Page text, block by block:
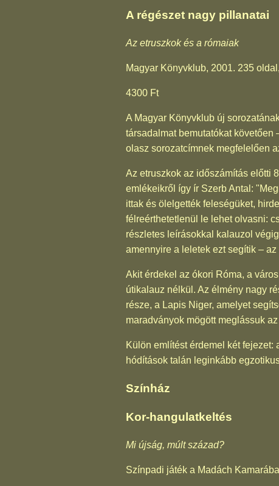
A régészet nagy pillanatai
Az etruszkok és a rómaiak
Magyar Könyvklub, 2001. 235 oldal,
4300 Ft
A Magyar Könyvklub új
társadalmat bemutatókat
olasz sorozatcímnek megfelelően
Az etruszkok az időszámítás előtti
emlékeikről így ír Szerb Antal:
ittak és ölelgették feleségüket,
félreérthetetlenül le lehet olvasni:
részletes leírásokkal kalauzol
amennyire a leletek ezt segítik –
Akit érdekel az ókori Róma, a
útikalauz nélkül. Az élmény nagy
része, a Lapis Niger, amelyet
maradványok mögött meglássuk
Külön említést érdemel két
hódítások talán leginkább
Színház
Kor-hangulatkeltés
Mi újság, múlt század?
Színpadi játék a Madách